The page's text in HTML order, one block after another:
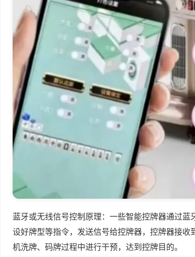
蓝牙或无线信号控制原理：一些智能控牌器通过
设好牌型等指令，发送信号给控牌器，控牌器接
机洗牌、码牌过程中进行干预，达到控牌目的。